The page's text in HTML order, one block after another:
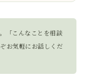
「こんなことを相談
お気軽にお話しくだ